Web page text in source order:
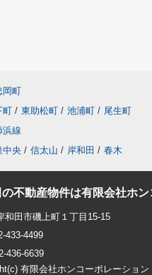
岡町
町 / 東助松町 / 池浦町 / 尾生町
浜線
中央 / 信太山 / 岸和田 / 春木
の不動産物件は有限会社ホ
和田市磯上町１丁目15-15
433-4499
436-6639
有限会社ホンコーポレーション